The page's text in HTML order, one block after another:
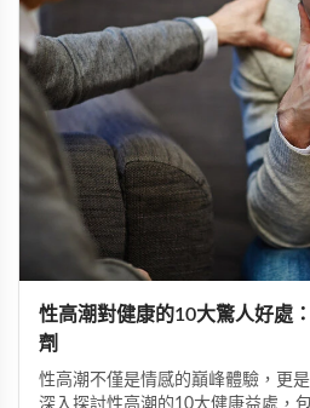
性高潮對健康的10大驚人好處
劑
性高潮不僅是情感的巔峰體驗，更
深入探討性高潮的10大健康益處，